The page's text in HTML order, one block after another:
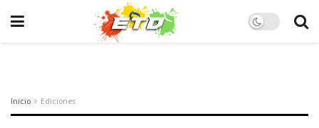
Inicio Ediciones